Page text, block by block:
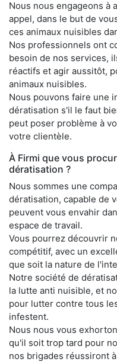
Nous nous engageons à
appel, dans le but de
ces animaux nuisibles
Nos professionnels ont
besoin de nos services,
réactifs et agir aussitôt,
animaux nuisibles.
Nous pouvons faire une
dératisation s'il le faut
peut poser problème à
votre clientèle.
À Firmi que vous
dératisation ?
Nous sommes une
dératisation, capable de
peuvent vous envahir
espace de travail.
Vous pourrez découvrir
compétitif, avec un
que soit la nature de
Notre société de
la lutte anti nuisible, et
pour lutter contre tous
infestent.
Nous nous vous
qu'il soit trop tard pour
nos brigades réussiront